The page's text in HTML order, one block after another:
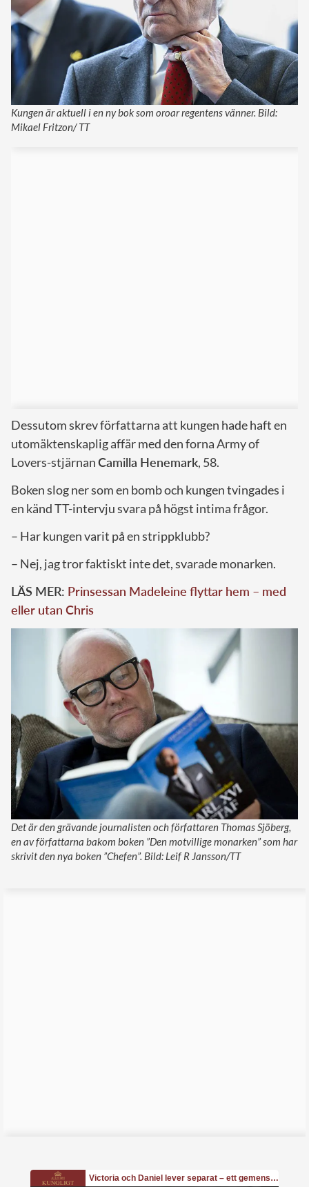
Kungen är aktuell i en ny bok som oroar regentens vänner. Bild:
Mikael Fritzon/ TT
Dessutom skrev författarna att kungen hade haft en
utomäktenskaplig affär med den forna Army of
Lovers-stjärnanCamilla Henemark, 58.
Boken slog ner som en bomb och kungen tvingades i
en känd TT-intervju svara på högst intima frågor.
– Har kungen varit på en strippklubb?
– Nej, jag tror faktiskt inte det, svarade monarken.
LÄS MER: Prinsessan Madeleine flyttar hem – med
eller utan Chris
Det är den grävande journalisten och författaren Thomas Sjöberg,
en av författarna bakom boken ”Den motvillige monarken” som har
skrivit den nya boken ”Chefen”. Bild: Leif R Jansson/TT